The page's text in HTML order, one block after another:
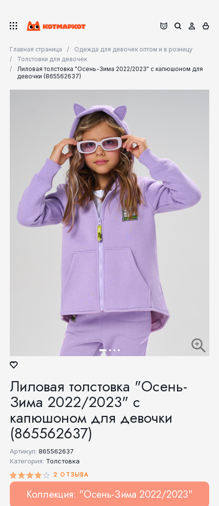
Главная страница
Одежда для девочек оптом и в розницу
Толстовки для девочек
Лиловая толстовка "Осень-Зима 2022/2023" с капюшоном для
девочки (865562637)
Лиловая толстовка "Осень-
Зима 2022/2023" с
капюшоном для девочки
(865562637)
Артикул: 865562637
Категория: Толстовка
2 ОТЗЫВА
Коллекция: "Осень-Зима 2022/2023"